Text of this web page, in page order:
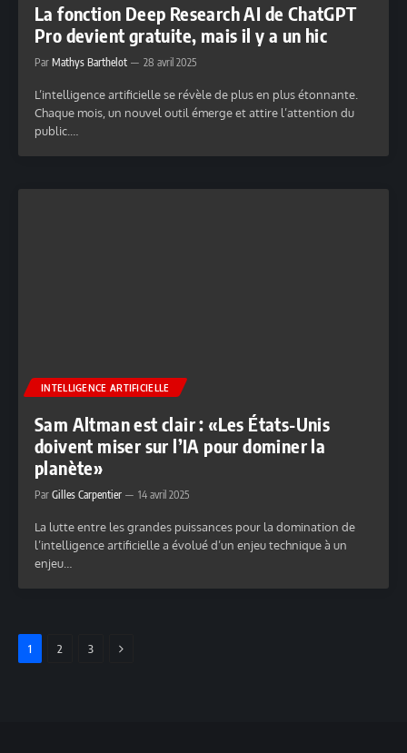
La fonction Deep Research AI de ChatGPT
Pro devient gratuite, mais il y a un hic
Par Mathys Barthelot 28 avril 2025
L’intelligence artificielle se révèle de plus en plus étonnante.
Chaque mois, un nouvel outil émerge et attire l’attention du
public.…
INTELLIGENCE ARTIFICIELLE
Sam Altman est clair : «Les États-Unis
doivent miser sur l’IA pour dominer la
planète»
Par Gilles Carpentier 14 avril 2025
La lutte entre les grandes puissances pour la domination de
l’intelligence artificielle a évolué d’un enjeu technique à un
enjeu…
1 2 3 SUIVANT